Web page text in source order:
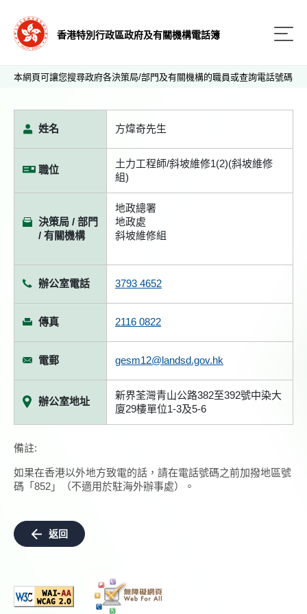
香港特別行政區政府及有關機構電話簿
本網頁可讓您搜尋政府各決策局/部門及有關機構的職員或查詢電話號碼
姓名 方煒奇先生
職位
土力工程師/斜坡維修1(2)(斜坡維修
組)
決策局 / 部門
/ 有關機構
地政總署
地政處
斜坡維修組
辦公室電話 3793 4652
傳真 2116 0822
電郵 gesm12@landsd.gov.hk
辦公室地址
新界荃灣青山公路382至392號中染大
廈29樓單位1-3及5-6
備註:
如果在香港以外地方致電的話，請在電話號碼之前加撥地區號
碼「852」（不適用於駐海外辦事處）。
返回